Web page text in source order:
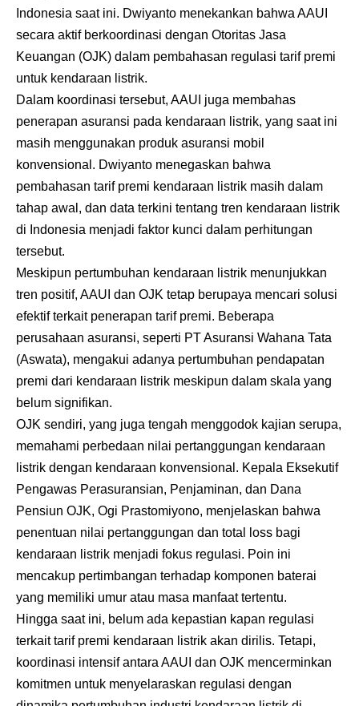
Indonesia saat ini. Dwiyanto menekankan bahwa AAUI
secara aktif berkoordinasi dengan Otoritas Jasa
Keuangan (OJK) dalam pembahasan regulasi tarif premi
untuk kendaraan listrik.
Dalam koordinasi tersebut, AAUI juga membahas
penerapan asuransi pada kendaraan listrik, yang saat ini
masih menggunakan produk asuransi mobil
konvensional. Dwiyanto menegaskan bahwa
pembahasan tarif premi kendaraan listrik masih dalam
tahap awal, dan data terkini tentang tren kendaraan listrik
di Indonesia menjadi faktor kunci dalam perhitungan
tersebut.
Meskipun pertumbuhan kendaraan listrik menunjukkan
tren positif, AAUI dan OJK tetap berupaya mencari solusi
efektif terkait penerapan tarif premi. Beberapa
perusahaan asuransi, seperti PT Asuransi Wahana Tata
(Aswata), mengakui adanya pertumbuhan pendapatan
premi dari kendaraan listrik meskipun dalam skala yang
belum signifikan.
OJK sendiri, yang juga tengah menggodok kajian serupa,
memahami perbedaan nilai pertanggungan kendaraan
listrik dengan kendaraan konvensional. Kepala Eksekutif
Pengawas Perasuransian, Penjaminan, dan Dana
Pensiun OJK, Ogi Prastomiyono, menjelaskan bahwa
penentuan nilai pertanggungan dan total loss bagi
kendaraan listrik menjadi fokus regulasi. Poin ini
mencakup pertimbangan terhadap komponen baterai
yang memiliki umur atau masa manfaat tertentu.
Hingga saat ini, belum ada kepastian kapan regulasi
terkait tarif premi kendaraan listrik akan dirilis. Tetapi,
koordinasi intensif antara AAUI dan OJK mencerminkan
komitmen untuk menyelaraskan regulasi dengan